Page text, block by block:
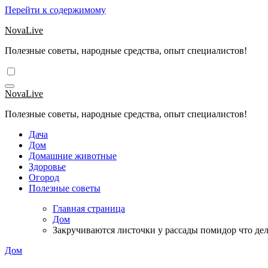
Перейти к содержимому
NovaLive
Полезные советы, народные средства, опыт специалистов!
NovaLive
Полезные советы, народные средства, опыт специалистов!
Дача
Дом
Домашние животные
Здоровье
Огород
Полезные советы
Главная страница
Дом
Закручиваются листочки у рассады помидор что
Дом